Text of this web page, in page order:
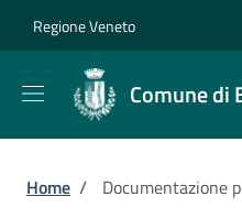
Regione Veneto
Comune di
Briciole di
Home / Documentazione